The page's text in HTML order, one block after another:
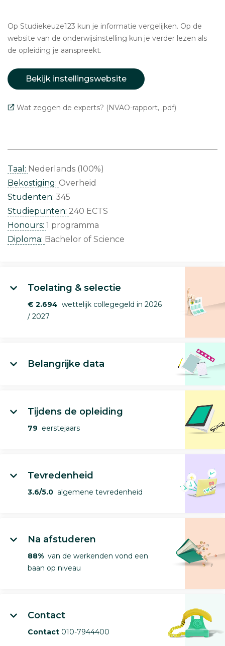
Op Studiekeuze123 kun je informatie vergelijken. Op de
website van de onderwijsinstelling kun je verder lezen als
de opleiding je aanspreekt.
Bekijk instellingswebsite
Wat zeggen de experts? (NVAO-rapport, .pdf)
Taal: Nederlands (100%)
Bekostiging: Overheid
Studenten: 345
Studiepunten: 240 ECTS
Honours: 1 programma
Diploma: Bachelor of Science
Toelating & selectie
€ 2.694 wettelijk collegegeld in 2026
/ 2027
Belangrijke data
Tijdens de opleiding
79 eerstejaars
Tevredenheid
3.6/5.0 algemene tevredenheid
Na afstuderen
88% van de werkenden vond een
baan op niveau
Contact
Contact 010-7944400